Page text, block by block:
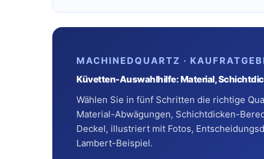
MACHINEDQUARTZ ·
Küvetten-Auswahlhilfe: Material,
Wählen Sie in fünf Schritten die richtige
Material-Abwägungen, Schichtdicken-
Deckel, illustriert mit Fotos,
Lambert-Beispiel.